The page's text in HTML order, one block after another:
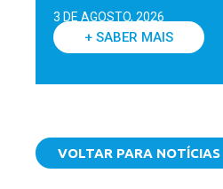
3 DE AGOSTO, 2026
+ SABER MAIS
VOLTAR PARA NOTÍCIAS